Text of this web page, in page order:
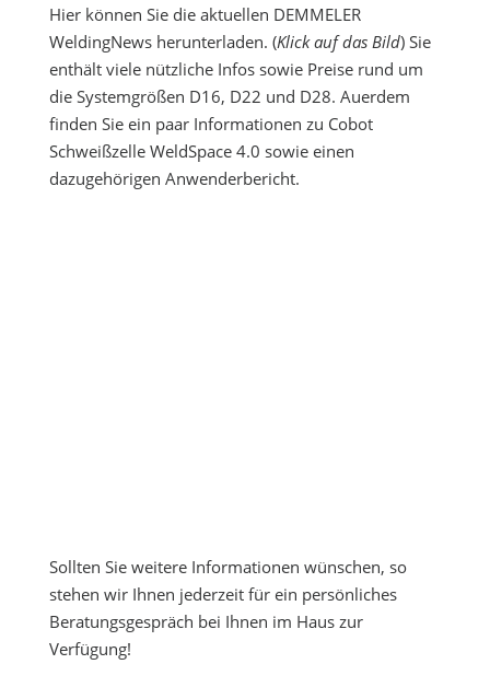
Hier können Sie die aktuellen DEMMELER
WeldingNews herunterladen. (Klick auf das Bild) Sie
enthält viele nützliche Infos sowie Preise rund um
die Systemgrößen D16, D22 und D28. Auerdem
finden Sie ein paar Informationen zu Cobot
Schweißzelle WeldSpace 4.0 sowie einen
dazugehörigen Anwenderbericht.
Sollten Sie weitere Informationen wünschen, so
stehen wir Ihnen jederzeit für ein persönliches
Beratungsgespräch bei Ihnen im Haus zur
Verfügung!